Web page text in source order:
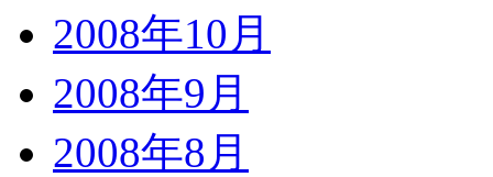
2008年10月
2008年9月
2008年8月